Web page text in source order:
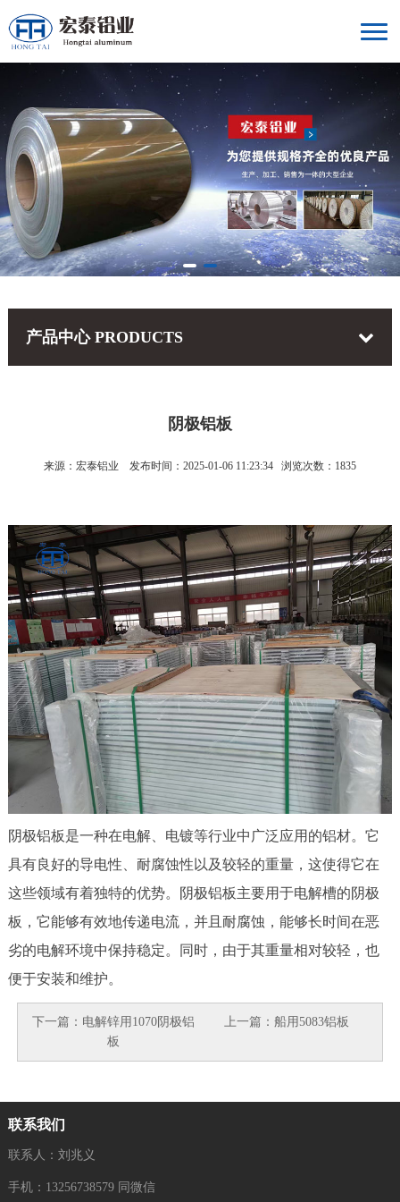
产品中心 PRODUCTS
阴极铝板
来源：宏泰铝业 发布时间：2025-01-06 11:23:34 浏览次数：1835
阴极铝板是一种在电解、电镀等行业中广泛应用的铝材。它
具有良好的导电性、耐腐蚀性以及较轻的重量，这使得它在
这些领域有着独特的优势。阴极铝板主要用于电解槽的阴极
板，它能够有效地传递电流，并且耐腐蚀，能够长时间在恶
劣的电解环境中保持稳定。同时，由于其重量相对较轻，也
便于安装和维护。
下一篇： 电解锌用1070阴极铝
板
上一篇： 船用5083铝板
联系我们
联系人：刘兆义
手机：13256738579 同微信